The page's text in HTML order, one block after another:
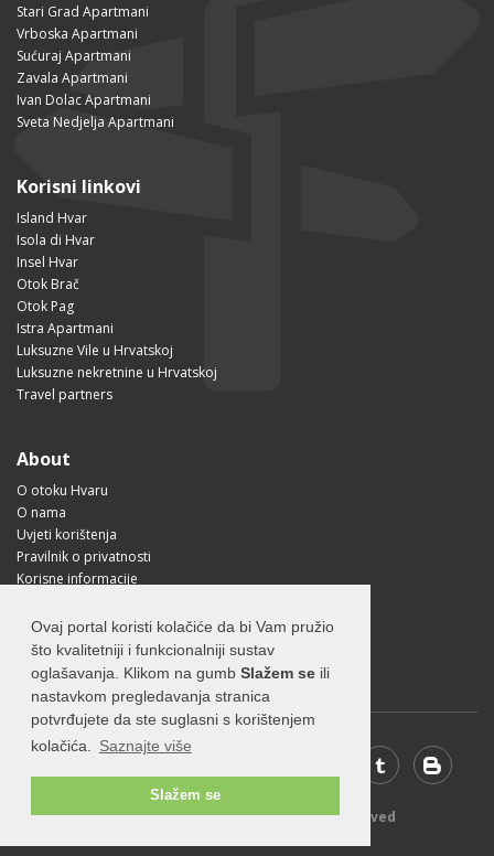
Ovaj portal koristi kolačiće da bi Vam pružio
što kvalitetniji i funkcionalniji sustav
oglašavanja. Klikom na gumb Slažem se ili
nastavkom pregledavanja stranica
potvrđujete da ste suglasni s korištenjem
kolačića.
Saznajte više
Slažem se
Stari Grad Apartmani
Vrboska Apartmani
Sućuraj Apartmani
Zavala Apartmani
Ivan Dolac Apartmani
Sveta Nedjelja Apartmani
Korisni linkovi
Island Hvar
Isola di Hvar
Insel Hvar
Otok Brač
Otok Pag
Istra Apartmani
Luksuzne Vile u Hrvatskoj
Luksuzne nekretnine u Hrvatskoj
Travel partners
About
O otoku Hvaru
O nama
Uvjeti korištenja
Pravilnik o privatnosti
Korisne informacije
Free Mobile App
Visit Croatia
© 2026 Visit-Hvar.com - All rights reserved